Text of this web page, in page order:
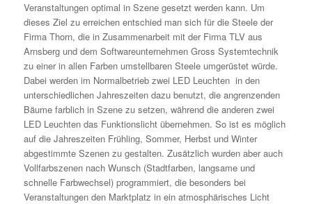
Veranstaltungen optimal in Szene gesetzt werden kann. Um
dieses Ziel zu erreichen entschied man sich für die Steele der
Firma Thorn, die in Zusammenarbeit mit der Firma TLV aus
Arnsberg und dem Softwareunternehmen Gross Systemtechnik
zu einer in allen Farben umstellbaren Steele umgerüstet würde.
Dabei werden im Normalbetrieb zwei LED Leuchten in den
unterschiedlichen Jahreszeiten dazu benutzt, die angrenzenden
Bäume farblich in Szene zu setzen, während die anderen zwei
LED Leuchten das Funktionslicht übernehmen. So ist es möglich
auf die Jahreszeiten Frühling, Sommer, Herbst und Winter
abgestimmte Szenen zu gestalten. Zusätzlich wurden aber auch
Vollfarbszenen nach Wunsch (Stadtfarben, langsame und
schnelle Farbwechsel) programmiert, die besonders bei
Veranstaltungen den Marktplatz in ein atmosphärisches Licht